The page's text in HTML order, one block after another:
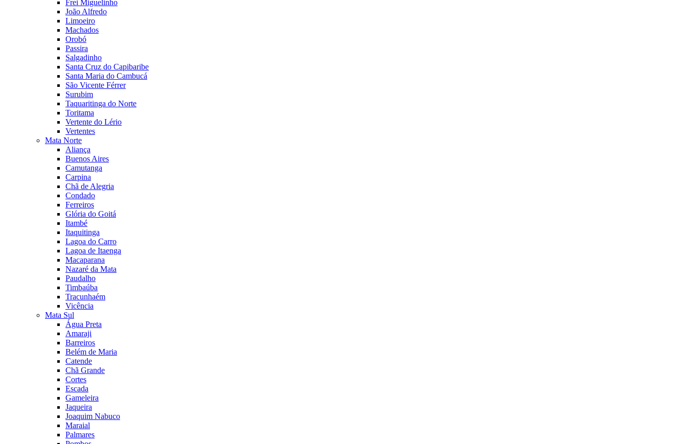
Frei Miguelinho
João Alfredo
Limoeiro
Machados
Orobó
Passira
Salgadinho
Santa Cruz do Capibaribe
Santa Maria do Cambucá
São Vicente Férrer
Surubim
Taquaritinga do Norte
Toritama
Vertente do Lério
Vertentes
Mata Norte
Aliança
Buenos Aires
Camutanga
Carpina
Chã de Alegria
Condado
Ferreiros
Glória do Goitá
Itambé
Itaquitinga
Lagoa do Carro
Lagoa de Itaenga
Macaparana
Nazaré da Mata
Paudalho
Timbaúba
Tracunhaém
Vicência
Mata Sul
Água Preta
Amaraji
Barreiros
Belém de Maria
Catende
Chã Grande
Cortes
Escada
Gameleira
Jaqueira
Joaquim Nabuco
Maraial
Palmares